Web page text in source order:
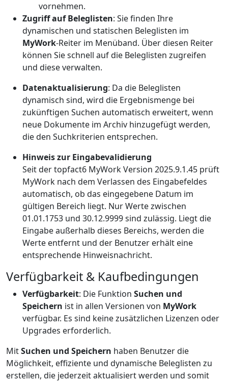
vornehmen.
Zugriff auf Beleglisten: Sie finden Ihre
dynamischen und statischen Beleglisten im
MyWork-Reiter im Menüband. Über diesen Reiter
können Sie schnell auf die Beleglisten zugreifen
und diese verwalten.
Datenaktualisierung: Da die Beleglisten
dynamisch sind, wird die Ergebnismenge bei
zukünftigen Suchen automatisch erweitert, wenn
neue Dokumente im Archiv hinzugefügt werden,
die den Suchkriterien entsprechen.
Hinweis zur Eingabevalidierung
Seit der topfact6 MyWork Version 2025.9.1.45 prüft
MyWork nach dem Verlassen des Eingabefeldes
automatisch, ob das eingegebene Datum im
gültigen Bereich liegt. Nur Werte zwischen
01.01.1753 und 30.12.9999 sind zulässig. Liegt die
Eingabe außerhalb dieses Bereichs, werden die
Werte entfernt und der Benutzer erhält eine
entsprechende Hinweisnachricht.
Verfügbarkeit & Kaufbedingungen
Verfügbarkeit: Die Funktion Suchen und
Speichern ist in allen Versionen von MyWork
verfügbar. Es sind keine zusätzlichen Lizenzen oder
Upgrades erforderlich.
MitSuchen und Speichern haben Benutzer die
Möglichkeit, effiziente und dynamische Beleglisten zu
erstellen, die jederzeit aktualisiert werden und somit